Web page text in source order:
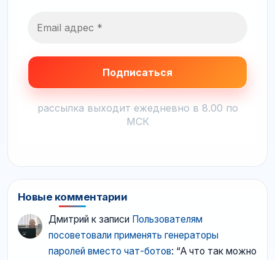
рассылка выходит ежедневно в 8.00 по
МСК
Новые комментарии
Дмитрий к записи Пользователям
посоветовали применять генераторы
паролей вместо чат-ботов: “А что так можно